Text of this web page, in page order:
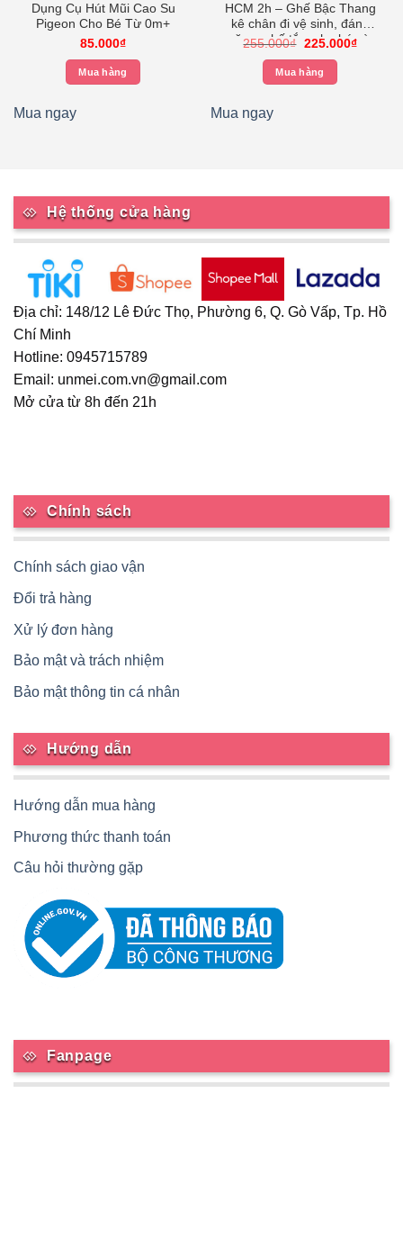
Dụng Cụ Hút Mũi Cao Su
Pigeon Cho Bé Từ 0m+
85.000₫
Mua hàng
Mua ngay
HCM 2h – Ghế Bậc Thang
kê chân đi vệ sinh, đánh
răng, ghế tắm cho bé và
255.000₫ Giá
là:
255.000₫.
225.000₫Giá
Mua hàng
Mua ngay
Hệ thống cửa hàng
Địa chỉ: 148/12 Lê Đức Thọ, Phường 6, Q. Gò Vấp, Tp. Hồ
Chí Minh
Hotline: 0945715789
Email: unmei.com.vn@gmail.com
Mở cửa từ 8h đến 21h
Chính sách
Chính sách giao vận
Đổi trả hàng
Xử lý đơn hàng
Bảo mật và trách nhiệm
Bảo mật thông tin cá nhân
Hướng dẫn
Hướng dẫn mua hàng
Phương thức thanh toán
Câu hỏi thường gặp
Fanpage